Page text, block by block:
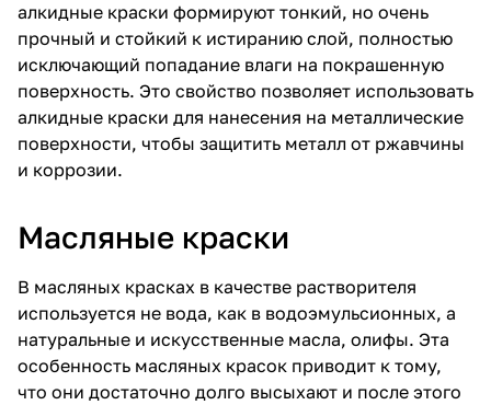
алкидные краски формируют тонкий, но очень
прочный и стойкий к истиранию слой, полностью
исключающий попадание влаги на покрашенную
поверхность. Это свойство позволяет использовать
алкидные краски для нанесения на металлические
поверхности, чтобы защитить металл от ржавчины
и коррозии.
Масляные краски
В масляных красках в качестве растворителя
используется не вода, как в водоэмульсионных, а
натуральные и искусственные масла, олифы. Эта
особенность масляных красок приводит к тому,
что они достаточно долго высыхают и после этого